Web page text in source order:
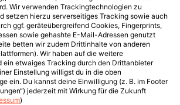
Wir verwenden Trackingtechnologien zu
setzen hierzu serverseitiges Tracking sowie auch
ggf. geräteübergreifend Cookies, Fingerprints,
sowie gehashte E-Mail-Adressen genutzt
betten wir zudem Drittinhalte von anderen
Wir haben auf die weitere
ein etwaiges Tracking durch den Drittanbieter
Einstellung willigst du in die oben
ein. Du kannst deine Einwilligung (z. B. im Footer
jederzeit mit Wirkung für die Zukunft
)